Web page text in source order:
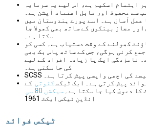
اہتمام اسکیم ہے، اس لیے یہ سرمایہ
سے محفوظ اور قابل اعتماد آپشن ہے۔
عمل آسان ہے۔ اسے پورے ہندوستان میں
مجاز بینکوں کے ساتھ بھی کھولا جا
سکتا ہے۔
کھولنے کے وقت دستیاب ہے۔ کسی کو
کرنی ہوگی، جس کے ساتھ پاس بک بھی
نامزدگی ایک یا زیادہ افراد کے لیے
کی جا سکتی ہے۔
پیش کرتی ہے۔ ایک ٹیکسکٹوتی کے
سیکشن 80 سی
انڈین ٹیکس ایکٹ 1961
ٹیکس فوائد